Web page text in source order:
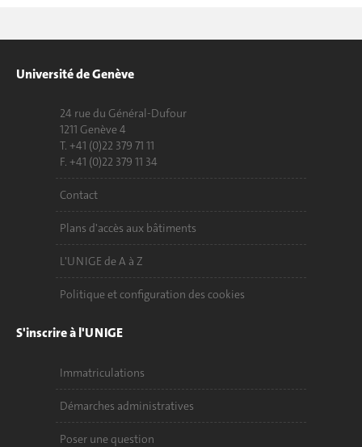
Université de Genève
24 rue du Général-Dufour
1211 Genève 4
T. +41 (0)22 379 71 11
F. +41 (0)22 379 11 34
Contact
Plans d'accès aux bâtiments
L'UNIGE de A à Z
Politique et configuration des cookies
S'inscrire à l'UNIGE
Immatriculations
Démarches administratives
Poser une question